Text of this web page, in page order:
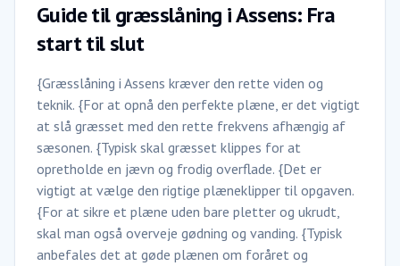
Guide til græsslåning i Assens: Fra
start til slut
{Græsslåning i Assens kræver den rette viden og
teknik. {For at opnå den perfekte plæne, er det vigtigt
at slå græsset med den rette frekvens afhængig af
sæsonen. {Typisk skal græsset klippes for at
opretholde en jævn og frodig overflade. {Det er
vigtigt at vælge den rigtige plæneklipper til opgaven.
{For at sikre et plæne uden bare pletter og ukrudt,
skal man også overveje gødning og vanding. {Typisk
anbefales det at gøde plænen om foråret og